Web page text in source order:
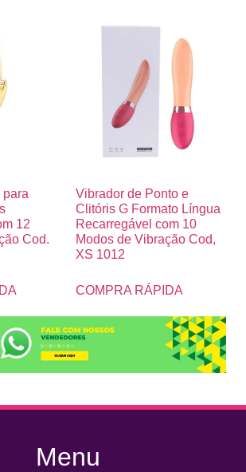
12
Cod.
Vibrador de Ponto e
Clitóris G Formato Língua
Recarregável com 10
Modos de Vibração Cod,
XS 1012
COMPRA RÁPIDA
Menu